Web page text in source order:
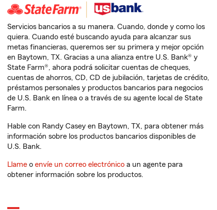
Servicios bancarios a su manera. Cuando, donde y como los
quiera. Cuando esté buscando ayuda para alcanzar sus
metas financieras, queremos ser su primera y mejor opción
en Baytown, TX. Gracias a una alianza entre U.S. Bank® y
State Farm®, ahora podrá solicitar cuentas de cheques,
cuentas de ahorros, CD, CD de jubilación, tarjetas de crédito,
préstamos personales y productos bancarios para negocios
de U.S. Bank en línea o a través de su agente local de State
Farm.
Hable con Randy Casey en Baytown, TX, para obtener más
información sobre los productos bancarios disponibles de
U.S. Bank.
Llame o envíe un correo electrónico a un agente para
obtener información sobre los productos.